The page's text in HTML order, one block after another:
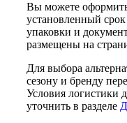
Вы можете
установленный
упаковки и
размещены на
Для выбора
сезону и бренду
Условия логистики
уточнить в разделе